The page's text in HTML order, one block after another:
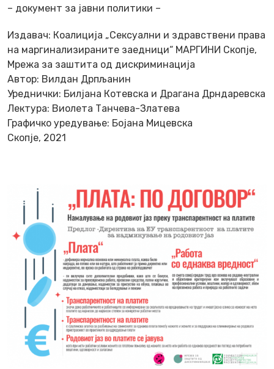
– документ за јавни политики –
Издавач: Коалиција „Сексуални и здравствени права
на маргинализираните заедници“ МАРГИНИ Скопје,
Мрежа за заштита од дискриминација
Автор: Вилдан Дрпљанин
Уреднички: Билјана Котевска и Драгана Дрндаревска
Лектура: Виолета Танчева-Златева
Графичко уредување: Бојана Мицевска
Скопје, 2021